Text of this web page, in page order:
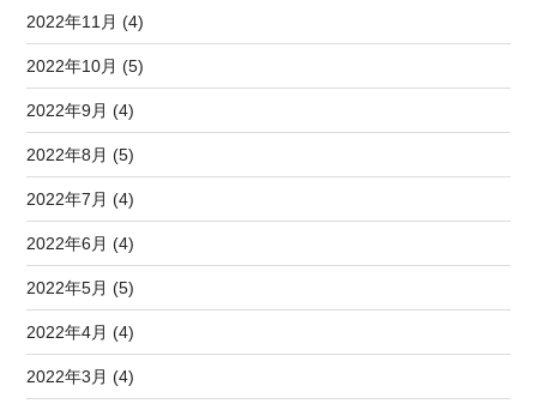
2022年11月 (4)
2022年10月 (5)
2022年9月 (4)
2022年8月 (5)
2022年7月 (4)
2022年6月 (4)
2022年5月 (5)
2022年4月 (4)
2022年3月 (4)